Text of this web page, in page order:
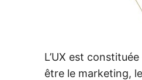
L’UX est
être le marketing,